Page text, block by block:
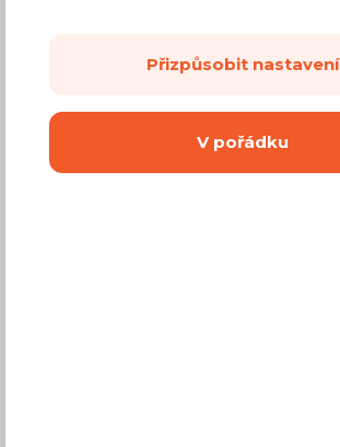
Přizpůsobit nastavení
V pořádku